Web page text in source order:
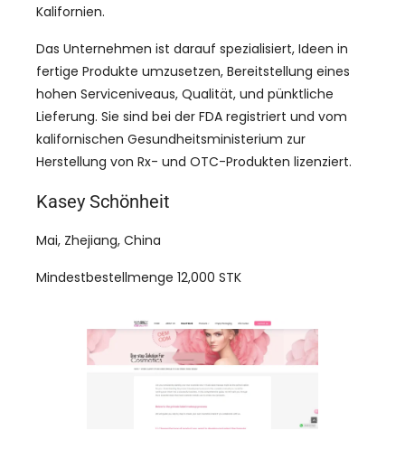
Kalifornien.
Das Unternehmen ist darauf spezialisiert, Ideen in
fertige Produkte umzusetzen, Bereitstellung eines
hohen Serviceniveaus, Qualität, und pünktliche
Lieferung. Sie sind bei der FDA registriert und vom
kalifornischen Gesundheitsministerium zur
Herstellung von Rx- und OTC-Produkten lizenziert.
Kasey Schönheit
Mai, Zhejiang, China
Mindestbestellmenge 12,000 STK